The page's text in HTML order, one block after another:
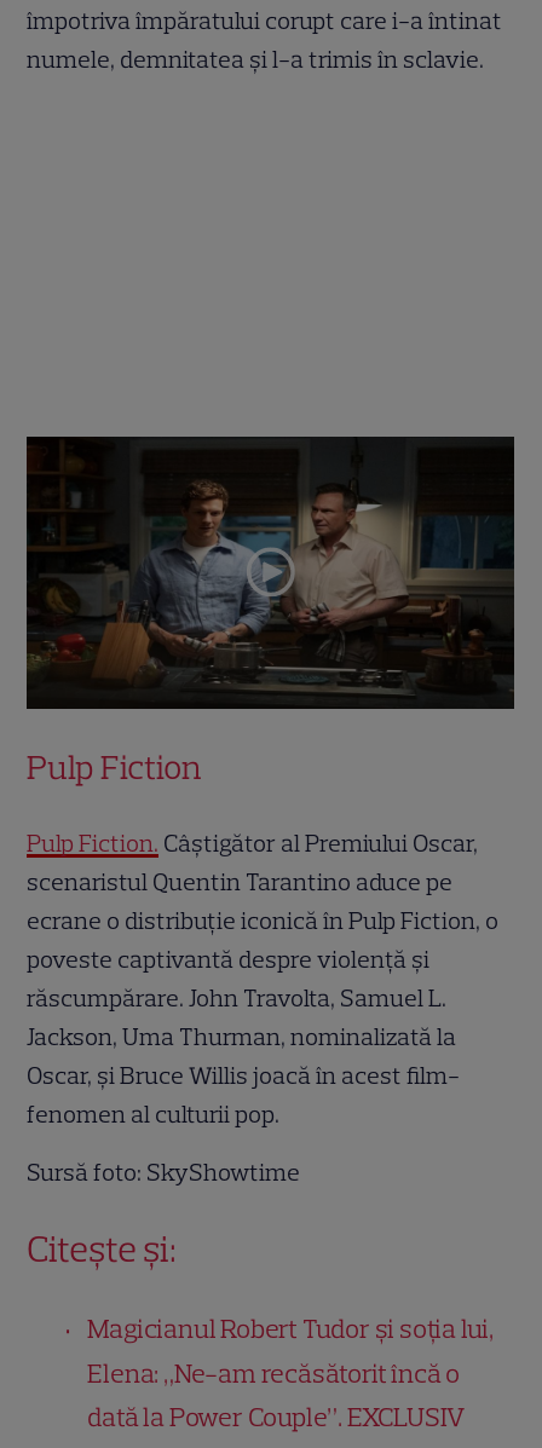
împotriva împăratului corupt care i-a întinat
numele, demnitatea și l-a trimis în sclavie.
Pulp Fiction
Pulp Fiction. Câștigător al Premiului Oscar,
scenaristul Quentin Tarantino aduce pe
ecrane o distribuție iconică în Pulp Fiction, o
poveste captivantă despre violență și
răscumpărare. John Travolta, Samuel L.
Jackson, Uma Thurman, nominalizată la
Oscar, și Bruce Willis joacă în acest film-
fenomen al culturii pop.
Sursă foto: SkyShowtime
Citește și:
Magicianul Robert Tudor și soția lui,
Elena: „Ne-am recăsătorit încă o
dată la Power Couple”. EXCLUSIV